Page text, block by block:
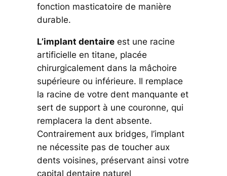
fonction masticatoire de manière
durable.
L’implant dentaireest une racine
artificielle en titane, placée
chirurgicalement dans la mâchoire
supérieure ou inférieure. Il remplace
la racine de votre dent manquante et
sert de support à une couronne, qui
remplacera la dent absente.
Contrairement aux bridges, l’implant
ne nécessite pas de toucher aux
dents voisines, préservant ainsi votre
capital dentaire naturel